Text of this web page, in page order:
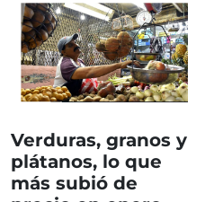
Verduras, granos y
plátanos, lo que
más subió de